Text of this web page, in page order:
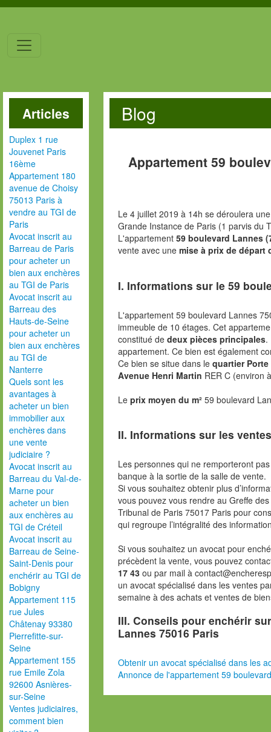
Articles
Duplex 1 rue
Jouvenet Paris
16ème
Appartement 180
avenue de Choisy
75013 Paris à
vendre au TGI de
Paris
Avocat inscrit au
Barreau de Paris
pour acheter un
bien aux enchères
au TGI de Paris
Avocat inscrit au
Barreau des
Hauts-de-Seine
pour acheter un
bien aux enchères
au TGI de
Nanterre
Quels sont les
avantages à
acheter un bien
immobilier aux
enchères dans
une vente
judiciaire ?
Avocat inscrit au
Barreau du Val-de-
Marne pour
acheter un bien
aux enchères au
TGI de Créteil
Avocat inscrit au
Barreau de Seine-
Saint-Denis pour
enchérir au TGI de
Bobigny
Appartement 115
rue Jules
Châtenay 93380
Pierrefitte-sur-
Seine
Appartement 155
rue Emile Zola
92600 Asnières-
sur-Seine
Ventes judiciaires,
comment bien
Blog
Appartement 59
Le 4 juillet 2019 à 14h se déroulera
Grande Instance de Paris (1 parvis du
L'appartement 59 boulevard Lannes
vente avec une mise à prix de départ
I. Informations sur le 59
L'appartement 59 boulevard Lannes
immeuble de 10 étages. Cet
constitué de deux pièces principales.
appartement. Ce bien est également
Ce bien se situe dans le quartier
Avenue Henri Martin RER C (environ
Le prix moyen du m² 59 boulevard
II. Informations sur les
Les personnes qui ne remporteront
banque à la sortie de la salle de vente.
Si vous souhaitez obtenir plus
vous pouvez vous rendre au Greffe
Tribunal de Paris 75017 Paris pour
qui regroupe l’intégralité des
Si vous souhaitez un avocat pour
précèdent la vente, vous pouvez
17 43 ou par mail à
un avocat spécialisé dans les ventes
semaine à des achats et ventes de
III. Conseils pour enchérir
Lannes 75016 Paris
Obtenir un avocat spécialisé dans les
Annonce de l'appartement 59